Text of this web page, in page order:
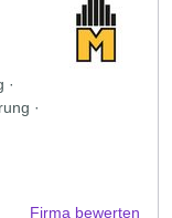
·
·
Firma bewerten